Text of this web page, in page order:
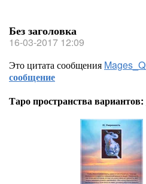
Без заголовка
16-03-2017 12:09
Это цитата сообщения
сообщение
Таро пространства вариантов: